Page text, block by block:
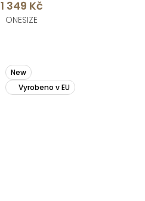
1 349 Kč
ONESIZE
New
Vyrobeno v EU